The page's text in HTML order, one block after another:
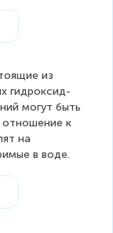
из
гидроксид-
могут быть
отношение к
на
в воде.